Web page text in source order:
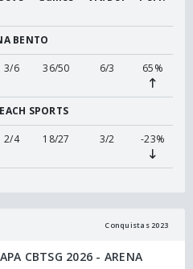
BENTO
3/6 36/50 6/3 65%
SPORTS
2/4 18/27 3/2 -23%
Conquistas 2023
CBTSG 2026 - ARENA